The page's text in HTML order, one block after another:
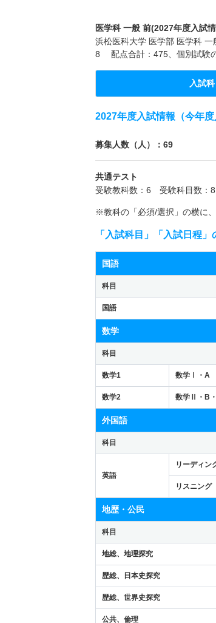
医学科 一般 前(2027年度入試
浜松医科大学 医学部 医学科
8 配点合計：475、個別試験
入試科
2027年度入試情報（今年度
募集人数（人）：69
共通テスト
受験教科数：6 受験科目数：
※教科の「必須/選択」の横に
「入試科目」「入試日程
国語
科目
国語
数学
科目
数学1 数学Ⅰ・A
数学2
数学Ⅱ・B
外国語
科目
英語
リーディン
リスニング
地歴・公民
科目
地総、地理探究
歴総、日本史探究
歴総、世界史探究
公共、倫理